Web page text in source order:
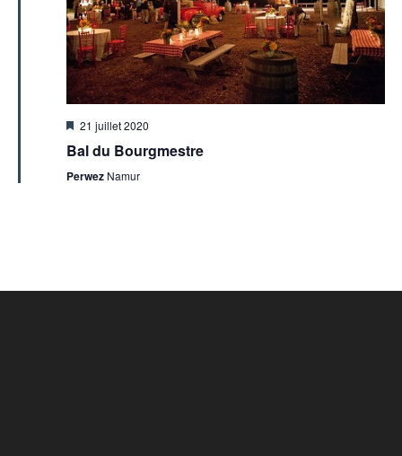
Mis
avant
21 juillet 2020
Bal du Bourgmestre
Perwez Namur